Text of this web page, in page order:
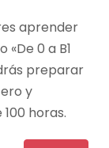
aprender
0 a B1
preparar
y
horas.